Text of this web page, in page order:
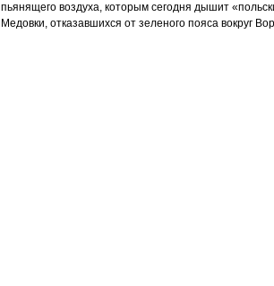
пьянящего воздуха, которым сегодня дышит
Медовки, отказавшихся от зеленого пояса вокруг